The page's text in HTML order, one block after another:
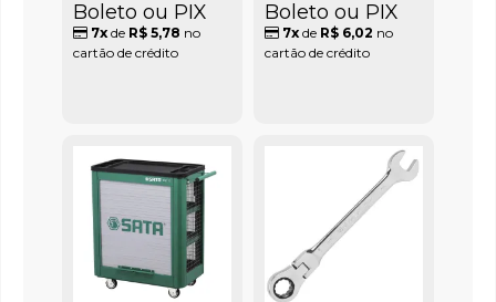
Boleto ou PIX
7x de R$ 5,78 no
cartão de crédito
Boleto ou PIX
7xde R$ 6,02 no
cartão de crédito